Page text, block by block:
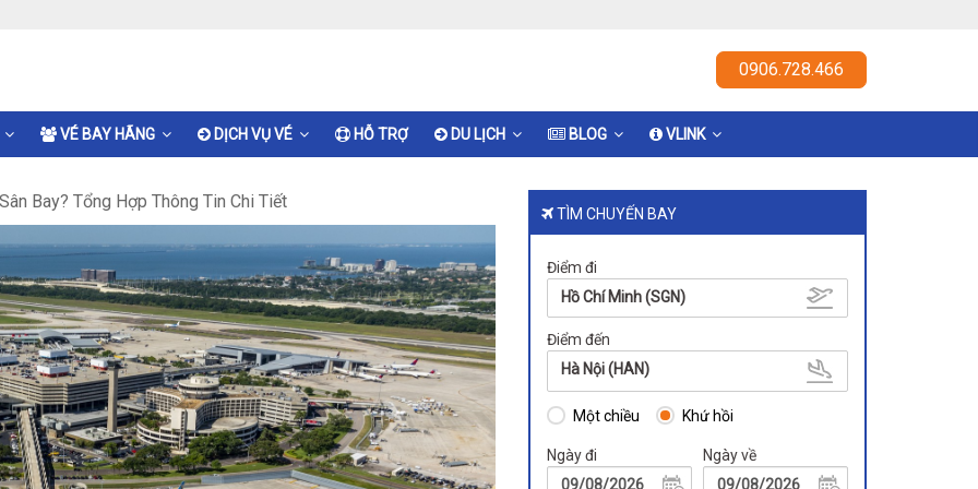
0906.728.466
VÉ BAY HÃNG DỊCH VỤ VÉ HỖ TRỢ DU LỊCH BLOG VLINK
Bay? Tổng Hợp Thông Tin Chi Tiết
TÌM CHUYẾN BAY
Điểm đi
Hồ Chí Minh (SGN)
Điểm đến
Hà Nội (HAN)
Một chiều Khứ hồi
Ngày đi Ngày về